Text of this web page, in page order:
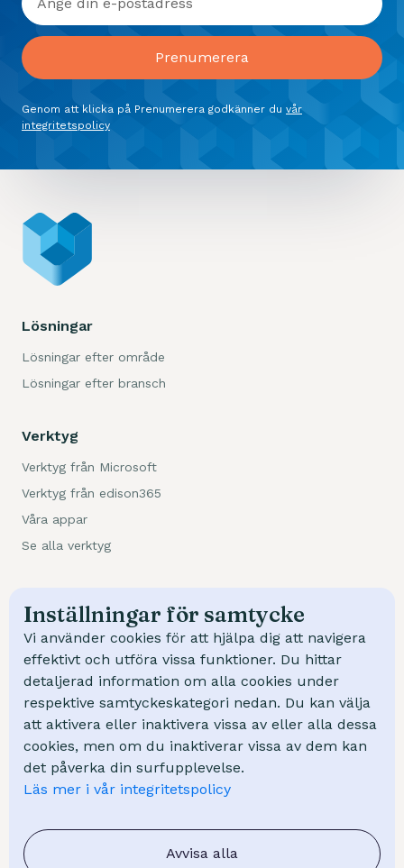
Genom att klicka på Prenumerera godkänner du vår
integritetspolicy
Lösningar
Lösningar efter område
Lösningar efter bransch
Verktyg
Verktyg från Microsoft
Verktyg från edison365
Våra appar
Se alla verktyg
Trafikverket
NCC
Swep
Mölndal Energi
Kunskap
Kurser
FAQ - Vanliga frågor
Inställningar för samtycke
Vi använder cookies för att hjälpa dig att navigera
effektivt och utföra vissa funktioner. Du hittar
detaljerad information om alla cookies under
respektive samtyckeskategori nedan. Du kan välja
att aktivera eller inaktivera vissa av eller alla dessa
cookies, men om du inaktiverar vissa av dem kan
det påverka din surfupplevelse.
Läs mer i vår integritetspolicy
Avvisa alla